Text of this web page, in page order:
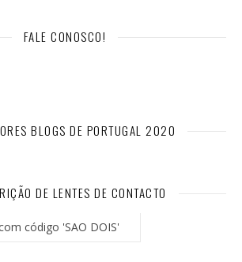
FALE CONOSCO!
BLOGS DE PORTUGAL 2020
DE LENTES DE CONTACTO
código 'SAO DOIS'